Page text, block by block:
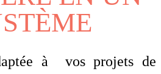
à vos projets de